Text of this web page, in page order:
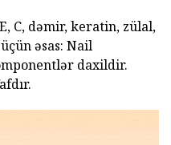
C, dəmir, keratin, zülal,
əsas: Nail
daxildir.